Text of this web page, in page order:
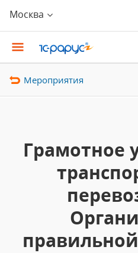
Москва
Мероприятия
Грамотное